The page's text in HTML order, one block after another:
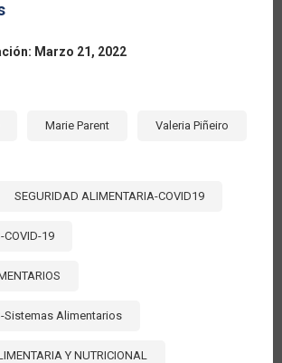
Marzo 21, 2022
Marie Parent Valeria Piñeiro
SEGURIDAD ALIMENTARIA-COVID19
COVID-19
Sistemas Alimentarios
Y NUTRICIONAL